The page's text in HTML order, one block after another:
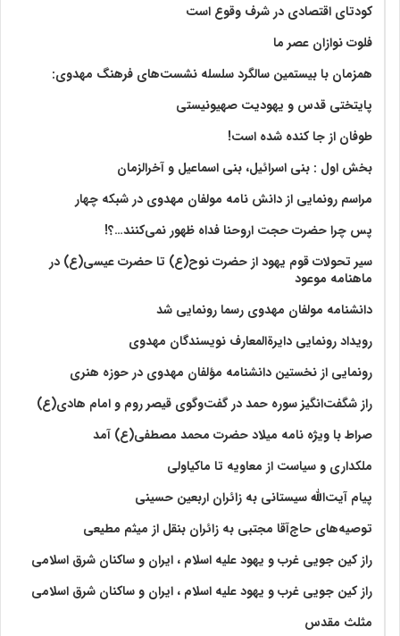
کودتای اقتصادی در شرف وقوع است
فلوت نوازان عصر ما
همزمان با بیستمین سالگرد سلسله نشست‌های فرهنگ مهدوی:‌
پایتختی قدس و یهودیت صهیونیستی
طوفان از جا کنده شده است!
بخش اول : بنی اسرائیل، بنی اسماعیل و آخرالزمان
مراسم رونمایی از دانش نامه مولفان مهدوی در شبکه چهار
پس چرا حضرت حجت اروحنا فداه ظهور نمی‌کنند…؟!
سیر تحولات قوم یهود از حضرت نوح(ع) تا حضرت عیسی(ع) در
ماهنامه موعود
دانشنامه مولفان مهدوی رسما رونمایی شد
رویداد رونمایی دایرةالمعارف نویسندگان مهدوی
رونمایی از نخستین دانشنامه مؤلفان مهدوی در حوزه هنری
راز شگفت‌انگیز سوره حمد در گفت‌وگوی قیصر روم و امام هادی(ع)
صراط با ویژه نامه میلاد حضرت محمد مصطفی(ع) آمد
ملکداری و سیاست از معاویه تا ماکیاولی
پیام آیت‌الله سیستانی به زائران اربعین حسینی
توصیه‌های حاج‌آقا مجتبی به زائران بنقل از میثم مطیعی
راز کین جویی غرب و یهود علیه اسلام ، ایران و ساکنان شرق اسلامی
راز کین جویی غرب و یهود علیه اسلام ، ایران و ساکنان شرق اسلامی
مثلث مقدس